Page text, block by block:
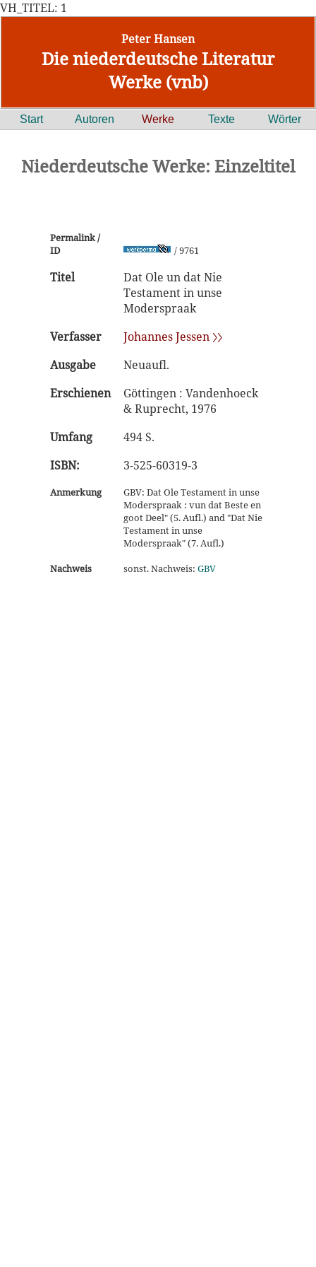
VH_TITEL: 1
Peter Hansen
Die niederdeutsche Literatur
Werke (vnb)
Start Autoren Werke Texte Wörter
Niederdeutsche Werke: Einzeltitel
Permalink /
ID
/ 9761
Titel
Dat Ole un dat Nie
Testament in unse
Moderspraak
Verfasser
Johannes Jessen 〉〉
Ausgabe
Neuaufl.
Erschienen
Göttingen : Vandenhoeck
& Ruprecht, 1976
Umfang
494 S.
ISBN:
3-525-60319-3
Anmerkung
GBV: Dat Ole Testament in unse
Moderspraak : vun dat Beste en
goot Deel" (5. Aufl.) and "Dat Nie
Testament in unse
Moderspraak" (7. Aufl.)
Nachweis
sonst. Nachweis: GBV